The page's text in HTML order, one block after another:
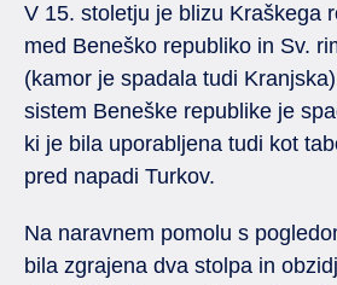
V 15. stoletju je blizu Kraškega
med Beneško republiko in Sv.
(kamor je spadala tudi
sistem Beneške republike je
ki je bila uporabljena tudi kot
pred napadi Turkov.
Na naravnem pomolu s
bila zgrajena dva stolpa in